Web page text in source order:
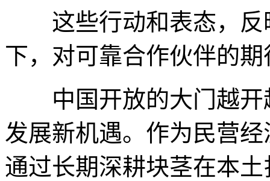
这些行动和表态，反
下，对可靠合作伙伴的期
中国开放的大门越开
发展新机遇。作为民营
通过长期深耕块茎在本